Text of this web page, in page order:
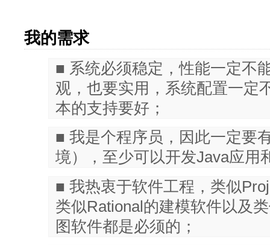
我的需求
■ 系统必须稳定，性能一定不
观，也要实用，系统配置一定
本的支持要好；
■ 我是个程序员，因此一定要
境），至少可以开发Java应用
■ 我热衷于软件工程，类似
类似Rational的建模软件以及
图软件都是必须的；